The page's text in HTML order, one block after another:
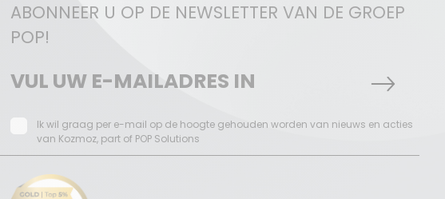
ABONNEER U OP DE NEWSLETTER VAN DE GROEP
POP!
Ik wil graag per e-mail op de hoogte gehouden worden van nieuws en acties
van Kozmoz, part of POP Solutions